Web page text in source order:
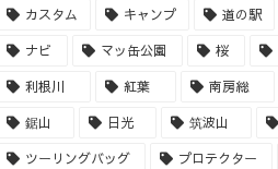
カスタム キャンプ 道の駅
ナビ マッ缶公園 桜
利根川 紅葉 南房総
鋸山 日光 筑波山
ツーリングバッグ プロテクター